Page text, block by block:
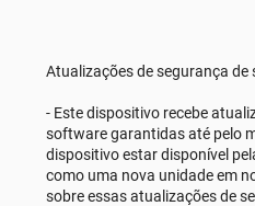
Atualizações de segurança de
- Este dispositivo recebe
software garantidas até pelo
dispositivo estar disponível
como uma nova unidade em
sobre essas atualizações de